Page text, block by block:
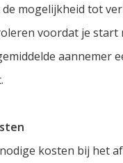
mogelijkheid tot
voordat je start
aannemer
kosten bij het